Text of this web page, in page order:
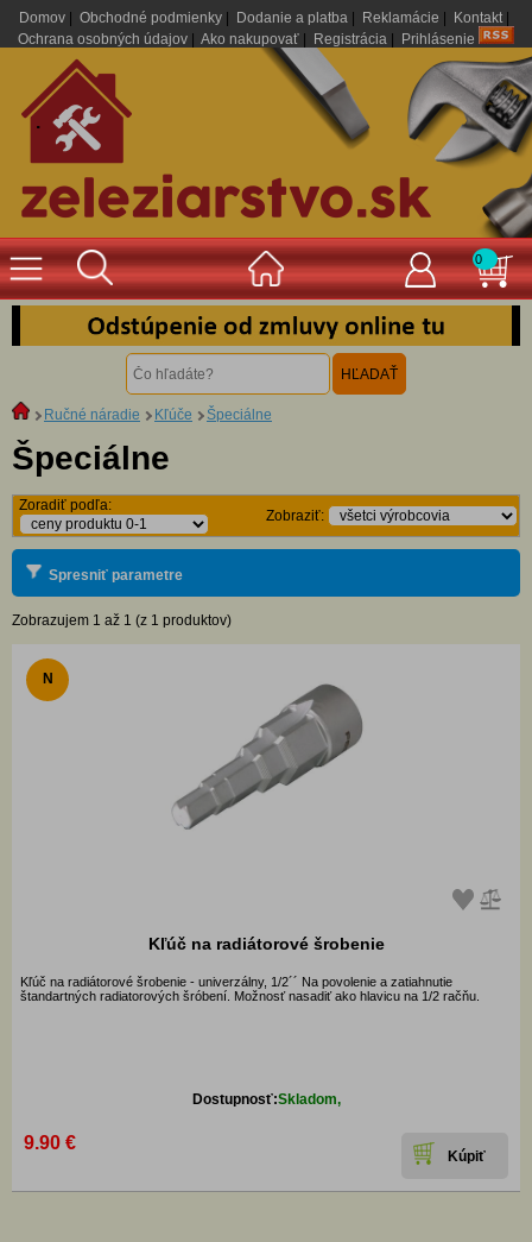
Domov Obchodné podmienky Dodanie a platba Reklamácie Kontakt|
Ochrana osobných údajov
Ako nakupovať Registrácia Prihlásenie
.
0
Ručné náradie Kľúče Špeciálne
Špeciálne
Zoradiť podľa:
Zobraziť:
Spresniť parametre
Zobrazujem 1 až 1 (z 1 produktov)
N
Kľúč na radiátorové šrobenie
Kľúč na radiátorové šrobenie - univerzálny, 1/2´´ Na povolenie a zatiahnutie
štandartných radiatorových šróbení. Možnosť nasadiť ako hlavicu na 1/2 račňu.
Dostupnosť:Skladom,
9.90 €